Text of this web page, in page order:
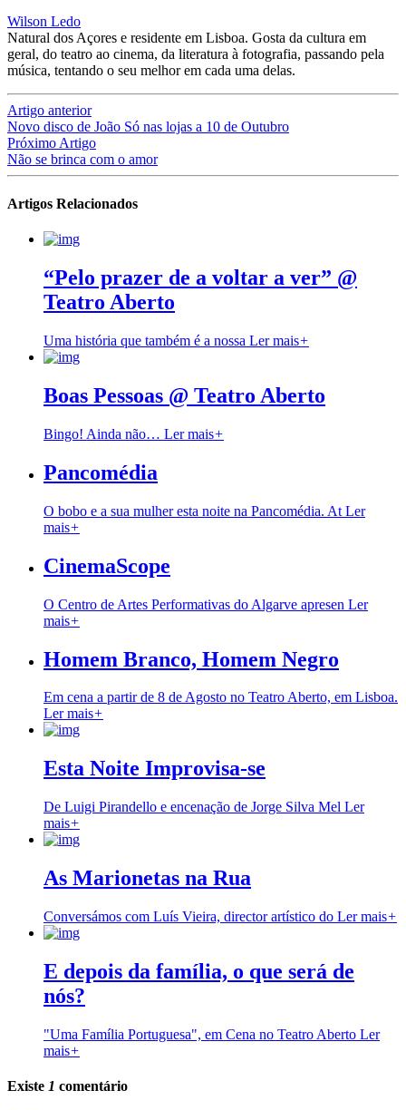
Wilson Ledo
Natural dos Açores e residente em Lisboa. Gosta da cultura em
geral, do teatro ao cinema, da literatura à fotografia, passando pela
música, tentando o seu melhor em cada uma delas.
Artigo anterior
Novo disco de João Só nas lojas a 10 de Outubro
Próximo Artigo
Não se brinca com o amor
Artigos Relacionados
“Pelo prazer de a voltar a ver” @
Teatro Aberto
Uma história que também é a nossa Ler mais+
Boas Pessoas @ Teatro Aberto
Bingo! Ainda não… Ler mais+
Pancomédia
O bobo e a sua mulher esta noite na Pancomédia. At Ler
mais+
CinemaScope
O Centro de Artes Performativas do Algarve apresen Ler
mais+
Homem Branco, Homem Negro
Em cena a partir de 8 de Agosto no Teatro Aberto, em Lisboa.
Ler mais+
Esta Noite Improvisa-se
De Luigi Pirandello e encenação de Jorge Silva Mel Ler
mais+
As Marionetas na Rua
Conversámos com Luís Vieira, director artístico do Ler mais+
E depois da família, o que será de
nós?
"Uma Família Portuguesa", em Cena no Teatro Aberto Ler
mais+
Existe 1 comentário